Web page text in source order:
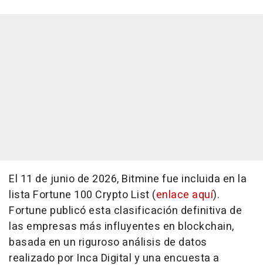
El 11 de junio de 2026, Bitmine fue incluida en la
lista Fortune 100 Crypto List (enlace aquí).
Fortune publicó esta clasificación definitiva de
las empresas más influyentes en blockchain,
basada en un riguroso análisis de datos
realizado por Inca Digital y una encuesta a